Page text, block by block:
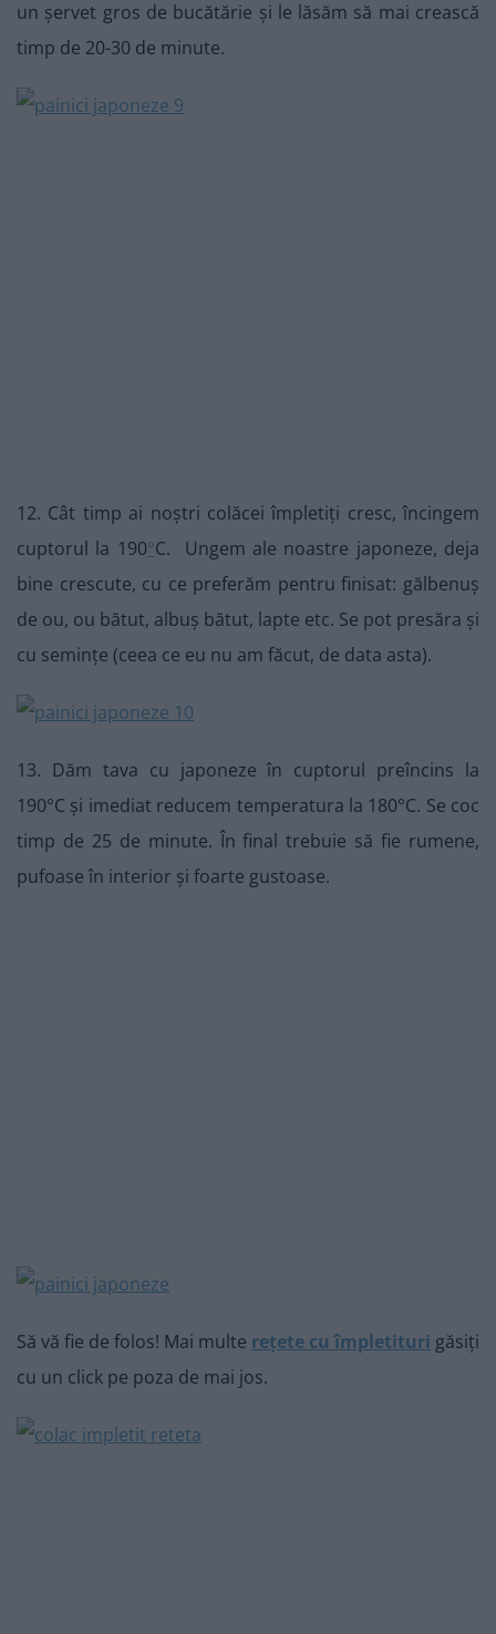
un șervet gros de bucătărie și le lăsăm să mai crească
timp de 20-30 de minute.
12. Cât timp ai noștri colăcei împletiți cresc, încingem
cuptorul la 190°C. Ungem ale noastre japoneze, deja
bine crescute, cu ce preferăm pentru finisat: gălbenuș
de ou, ou bătut, albuș bătut, lapte etc. Se pot presăra și
cu semințe (ceea ce eu nu am făcut, de data asta).
13. Dăm tava cu japoneze în cuptorul preîncins la
190°C și imediat reducem temperatura la 180°C. Se coc
timp de 25 de minute. În final trebuie să fie rumene,
pufoase în interior și foarte gustoase.
Să vă fie de folos! Mai multe rețete cu împletituri găsiți
cu un click pe poza de mai jos.